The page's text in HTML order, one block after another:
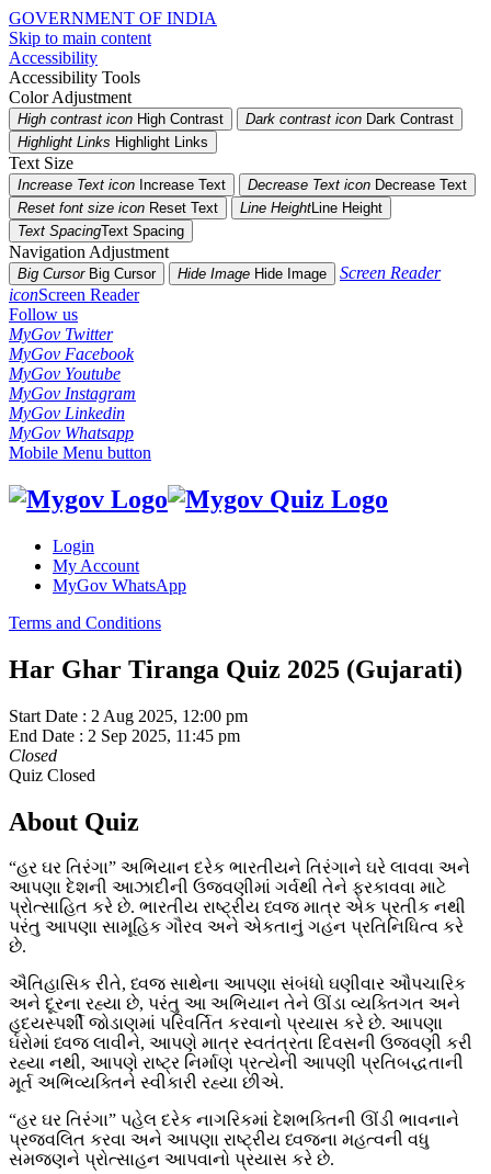
GOVERNMENT OF INDIA
Skip to main content
Accessibility
Accessibility Tools
Color Adjustment
High contrast icon High Contrast Dark contrast icon Dark Contrast
Highlight Links Highlight Links
Text Size
Increase Text icon Increase Text Decrease Text icon Decrease Text
Reset font size icon Reset Text Line HeightLine Height
Text SpacingText Spacing
Navigation Adjustment
Big CursorBig Cursor Hide Image Hide Image
Screen Reader
iconScreen Reader
Follow us
MyGov Twitter
MyGov Facebook
MyGov Youtube
MyGov Instagram
MyGov Linkedin
MyGov Whatsapp
Mobile Menu button
Login
My Account
MyGov WhatsApp
Terms and Conditions
Har Ghar Tiranga Quiz 2025 (Gujarati)
Start Date : 2 Aug 2025, 12:00 pm
End Date : 2 Sep 2025, 11:45 pm
Closed
Quiz Closed
About Quiz
“હર ઘર તિરંગા” અભિયાન દરેક ભારતીયને તિરંગાને ઘરે લાવવા અને
આપણા દેશની આઝાદીની ઉજવણીમાં ગર્વથી તેને ફરકાવવા માટે
પ્રોત્સાહિત કરે છે. ભારતીય રાષ્ટ્રીય ધ્વજ માત્ર એક પ્રતીક નથી
પરંતુ આપણા સામૂહિક ગૌરવ અને એકતાનું ગહન પ્રતિનિધિત્વ કરે
છે.
ઐતિહાસિક રીતે, ધ્વજ સાથેના આપણા સંબંધો ઘણીવાર ઔપચારિક
અને દૂરના રહ્યા છે, પરંતુ આ અભિયાન તેને ઊંડા વ્યક્તિગત અને
હૃદયસ્પર્શી જોડાણમાં પરિવર્તિત કરવાનો પ્રયાસ કરે છે. આપણા
ઘરોમાં ધ્વજ લાવીને, આપણે માત્ર સ્વતંત્રતા દિવસની ઉજવણી કરી
રહ્યા નથી, આપણે રાષ્ટ્ર નિર્માણ પ્રત્યેની આપણી પ્રતિબદ્ધતાની
મૂર્ત અભિવ્યક્તિને સ્વીકારી રહ્યા છીએ.
“હર ઘર તિરંગા” પહેલ દરેક નાગરિકમાં દેશભક્તિની ઊંડી ભાવનાને
પ્રજ્વલિત કરવા અને આપણા રાષ્ટ્રીય ધ્વજના મહત્વની વધુ
સમજણને પ્રોત્સાહન આપવાનો પ્રયાસ કરે છે.